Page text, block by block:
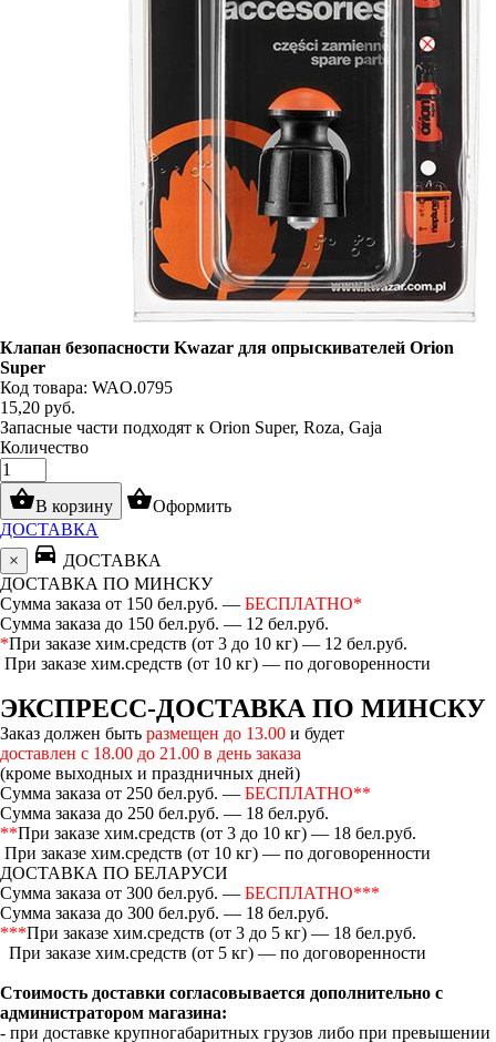
Клапан безопасности Kwazar для опрыскивателей Orion
Super
Код товара: WAO.0795
15,20 руб.
Запасные части подходят к Orion Super, Roza, Gaja
Количество
shopping_basketВ корзину shopping_basketОформить
ДОСТАВКА
×
directions_car ДОСТАВКА
ДОСТАВКА ПО МИНСКУ
Сумма заказа от 150 бел.руб. — БЕСПЛАТНО*
Сумма заказа до 150 бел.руб. — 12 бел.руб.
*При заказе хим.средств (от 3 до 10 кг) — 12 бел.руб.
При заказе хим.средств (от 10 кг) — по договоренности
ЭКСПРЕСС-ДОСТАВКА ПО МИНСКУ
Заказ должен быть размещен до 13.00 и будет
доставлен с 18.00 до 21.00 в день заказа
(кроме выходных и праздничных дней)
Сумма заказа от 250 бел.руб. — БЕСПЛАТНО**
Сумма заказа до 250 бел.руб. — 18 бел.руб.
**При заказе хим.средств (от 3 до 10 кг) — 18 бел.руб.
При заказе хим.средств (от 10 кг) — по договоренности
ДОСТАВКА ПО БЕЛАРУСИ
Сумма заказа от 300 бел.руб. — БЕСПЛАТНО***
Сумма заказа до 300 бел.руб. — 18 бел.руб.
***При заказе хим.средств (от 3 до 5 кг) — 18 бел.руб.
При заказе хим.средств (от 5 кг) — по договоренности
Стоимость доставки согласовывается дополнительно с
администратором магазина:
- при доставке крупногабаритных грузов либо при превышении